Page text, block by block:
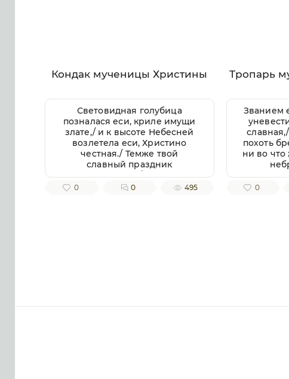
Кондак мученицы Христины
Световидная голубица
позналася еси, криле имущи
злате,/ и к высоте Небесней
возлетела еси, Христино
честная./ Темже твой
славный праздник
совершаем,/ верою
покланяющеся твоих мощей
0 0 495
Тропарь
Званием
похоть
ни во
0